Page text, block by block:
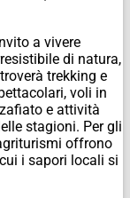
a vivere
di natura,
trekking e
voli in
e attività
stagioni. Per gli
offrono
i sapori locali si